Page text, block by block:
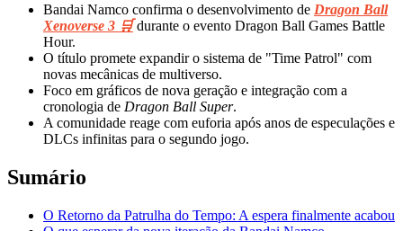
Bandai Namco confirma o desenvolvimento de Dragon Ball
Xenoverse 3 🛒durante o evento Dragon Ball Games Battle
Hour.
O título promete expandir o sistema de "Time Patrol" com
novas mecânicas de multiverso.
Foco em gráficos de nova geração e integração com a
cronologia de Dragon Ball Super.
A comunidade reage com euforia após anos de especulações e
DLCs infinitas para o segundo jogo.
Sumário
O Retorno da Patrulha do Tempo: A espera finalmente acabou